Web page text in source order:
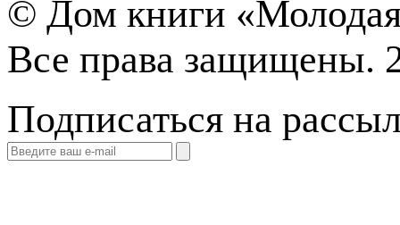
© Дом книги
Все права защищены.
Подписаться на